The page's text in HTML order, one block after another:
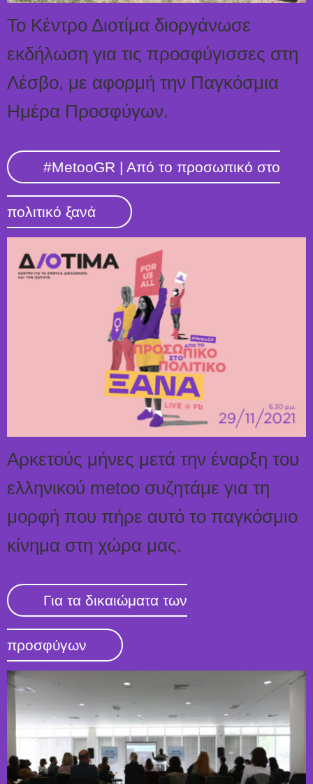
Το Κέντρο Διοτίμα διοργάνωσε
εκδήλωση για τις προσφύγισσες στη
Λέσβο, με αφορμή την Παγκόσμια
Ημέρα Προσφύγων.
#MetooGR | Aπό το προσωπικό στο
πολιτικό ξανά
Αρκετούς μήνες μετά την έναρξη του
ελληνικού metoo συζητάμε για τη
μορφή που πήρε αυτό το παγκόσμιο
κίνημα στη χώρα μας.
Για τα δικαιώματα των
προσφύγων